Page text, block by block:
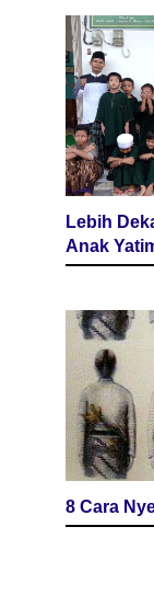
Lebih
Anak
8 Cara